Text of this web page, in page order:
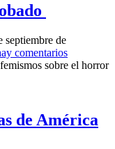
septiembre de
comentarios
sobre el horror
de América